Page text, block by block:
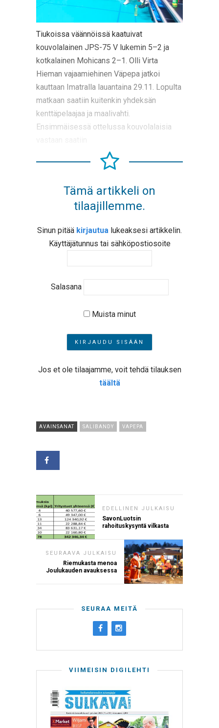
Tiukoissa väännöissä kaatuivat
kouvolalainen JPS-75 V lukemin 5–2 ja
kotkalainen Mohicans 2–1. Olli Virta
Hieman vajaamiehinen Väpepa jatkoi
kauttaan Imatralla lauantaina 29.11. Lopulta
matkaan saatiin kuitenkin yhdeksän
kenttäpelaajaa ja maalivahti.
Ensimmäisessä ottelussa kouvolalaisia
Tämä artikkeli on
tilaajillemme.
Sinun pitää kirjautua lukeaksesi artikkelin.
Käyttäjätunnus tai sähköpostiosoite
Salasana
Muista minut
Jos et ole tilaajamme, voit tehdä tilauksen
täältä
AVAINSANAT SALIBANDY VAPEPA
EDELLINEN JULKAISU
SavonLuotsin
rahoituskysyntä vilkasta
SEURAAVA JULKAISU
Riemukasta menoa
Joulukauden avauksessa
SEURAA MEITÄ
VIIMEISIN DIGILEHTI